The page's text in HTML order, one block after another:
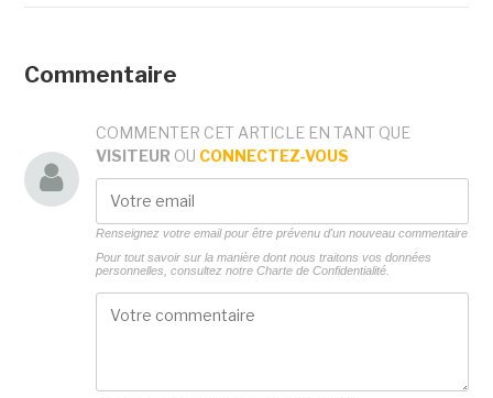
Commentaire
COMMENTER CET ARTICLE EN TANT QUE
VISITEUR OU CONNECTEZ-VOUS
Renseignez votre email pour être prévenu d'un nouveau commentaire
Pour tout savoir sur la manière dont nous traitons vos données
personnelles, consultez notre Charte de Confidentialité.